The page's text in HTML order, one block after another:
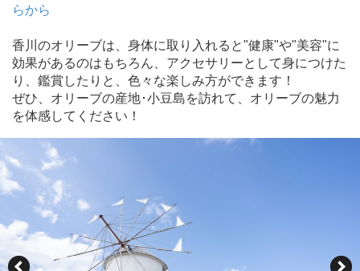
らから
香川のオリーブは、身体に取り入れると"健康"や"美容"に
効果があるのはもちろん、アクセサリーとして身につけた
り、鑑賞したりと、色々な楽しみ方ができます！
ぜひ、オリーブの産地･小豆島を訪れて、オリーブの魅力
を体感してください！